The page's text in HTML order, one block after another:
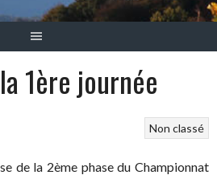
1ère journée
Non classé
de la 2ème phase du Championnat